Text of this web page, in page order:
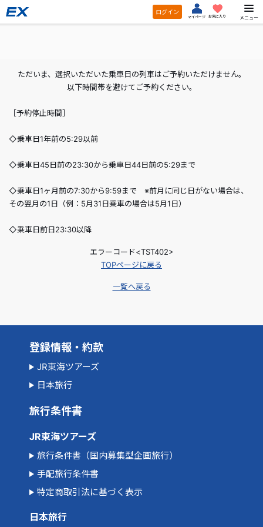
ログイン
マイページ お気に入り メニュー
ただいま、選択いただいた乗車日の列車はご予約いただけません。
以下時間帯を避けてご予約ください。
［予約停止時間］
◇乗車日1年前の5:29以前
◇乗車日45日前の23:30から乗車日44日前の5:29まで
◇乗車日1ヶ月前の7:30から9:59まで ※前月に同じ日がない場合は、
その翌月の1日（例：5月31日乗車の場合は5月1日）
◇乗車日前日23:30以降
エラーコード<TST402>
TOPページに戻る
一覧へ戻る
登録情報・約款
JR東海ツアーズ
日本旅行
旅行条件書
JR東海ツアーズ
旅行条件書（国内募集型企画旅行）
手配旅行条件書
特定商取引法に基づく表示
日本旅行